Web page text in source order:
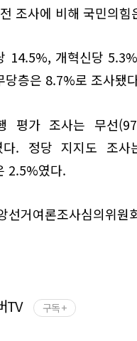
조사에 비해 국민의
14.5%, 개혁신당
층은 8.7%로 조사됐
평가 조사는 무선
. 정당 지지도 조사
2.5%였다.
선거여론조사심의위원
TV 구독 +